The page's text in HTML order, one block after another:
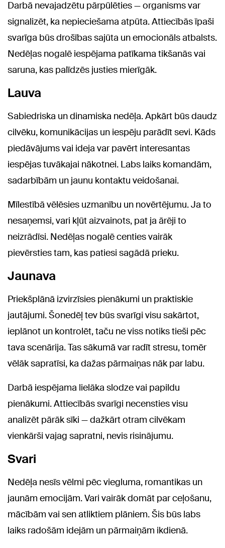
Darbā nevajadzētu pārpūlēties — organisms var
signalizēt, ka nepieciešama atpūta. Attiecībās īpaši
svarīga būs drošības sajūta un emocionāls atbalsts.
Nedēļas nogalē iespējama patīkama tikšanās vai
saruna, kas palīdzēs justies mierīgāk.
Lauva
Sabiedriska un dinamiska nedēļa. Apkārt būs daudz
cilvēku, komunikācijas un iespēju parādīt sevi. Kāds
piedāvājums vai ideja var pavērt interesantas
iespējas tuvākajai nākotnei. Labs laiks komandām,
sadarbībām un jaunu kontaktu veidošanai.
Mīlestībā vēlēsies uzmanību un novērtējumu. Ja to
nesaņemsi, vari kļūt aizvainots, pat ja ārēji to
neizrādīsi. Nedēļas nogalē centies vairāk
pievērsties tam, kas patiesi sagādā prieku.
Jaunava
Priekšplānā izvirzīsies pienākumi un praktiskie
jautājumi. Šonedēļ tev būs svarīgi visu sakārtot,
ieplānot un kontrolēt, taču ne viss notiks tieši pēc
tava scenārija. Tas sākumā var radīt stresu, tomēr
vēlāk sapratīsi, ka dažas pārmaiņas nāk par labu.
Darbā iespējama lielāka slodze vai papildu
pienākumi. Attiecībās svarīgi necensties visu
analizēt pārāk sīki — dažkārt otram cilvēkam
vienkārši vajag sapratni, nevis risinājumu.
Svari
Nedēļa nesīs vēlmi pēc viegluma, romantikas un
jaunām emocijām. Vari vairāk domāt par ceļošanu,
mācībām vai sen atliktiem plāniem. Šis būs labs
laiks radošām idejām un pārmaiņām ikdienā.